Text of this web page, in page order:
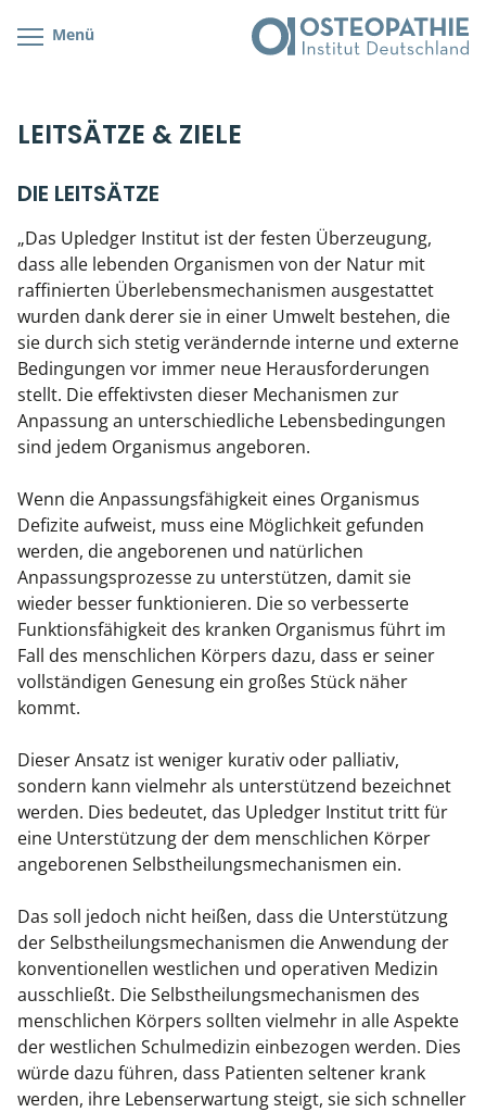
Menü
LEITSÄTZE & ZIELE
DIE LEITSÄTZE
„Das Upledger Institut ist der festen Überzeugung,
dass alle lebenden Organismen von der Natur mit
raffinierten Überlebensmechanismen ausgestattet
wurden dank derer sie in einer Umwelt bestehen, die
sie durch sich stetig verändernde interne und externe
Bedingungen vor immer neue Herausforderungen
stellt. Die effektivsten dieser Mechanismen zur
Anpassung an unterschiedliche Lebensbedingungen
sind jedem Organismus angeboren.
Wenn die Anpassungsfähigkeit eines Organismus
Defizite aufweist, muss eine Möglichkeit gefunden
werden, die angeborenen und natürlichen
Anpassungsprozesse zu unterstützen, damit sie
wieder besser funktionieren. Die so verbesserte
Funktionsfähigkeit des kranken Organismus führt im
Fall des menschlichen Körpers dazu, dass er seiner
vollständigen Genesung ein großes Stück näher
kommt.
Dieser Ansatz ist weniger kurativ oder palliativ,
sondern kann vielmehr als unterstützend bezeichnet
werden. Dies bedeutet, das Upledger Institut tritt für
eine Unterstützung der dem menschlichen Körper
angeborenen Selbstheilungsmechanismen ein.
Das soll jedoch nicht heißen, dass die Unterstützung
der Selbstheilungsmechanismen die Anwendung der
konventionellen westlichen und operativen Medizin
ausschließt. Die Selbstheilungsmechanismen des
menschlichen Körpers sollten vielmehr in alle Aspekte
der westlichen Schulmedizin einbezogen werden. Dies
würde dazu führen, dass Patienten seltener krank
werden, ihre Lebenserwartung steigt, sie sich schneller
Cranial/Neurale Osteopathie
Parietale Osteopathie
Viszerale Osteopathie
Klinische & Praktische Kurse
Prüfung & Zertifikation
Live Online-Kurse
Postgraduate- & Spezialkurse
Kiefergelenkkurse
CranioSacrale Ausbildung
Human Reset Week
Kursorte mit Kursangeboten
Bonus-Programm
Veranstaltungsticket DB
Wissenswertes
Teilnehmerliste
Stellenbörse
Soziales Engagement